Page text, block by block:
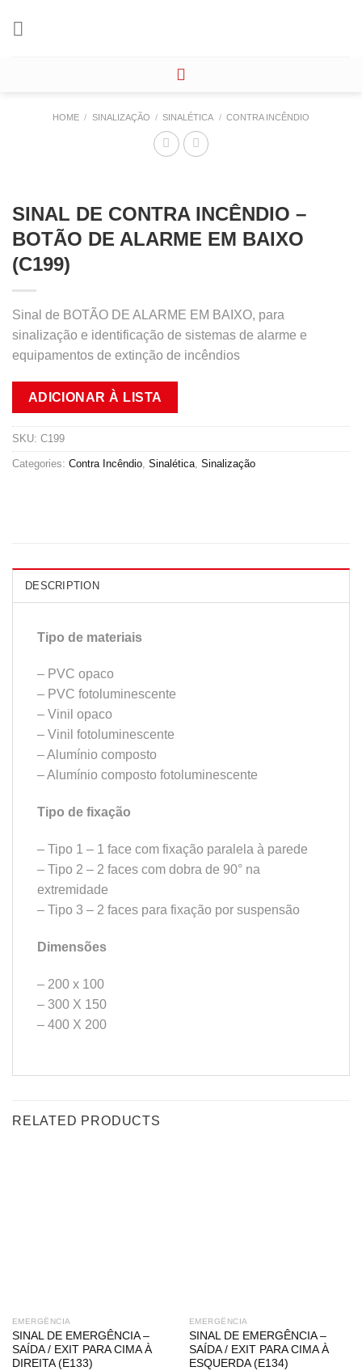
HOME / SINALIZAÇÃO / SINALÉTICA / CONTRA INCÊNDIO
SINAL DE CONTRA INCÊNDIO –
BOTÃO DE ALARME EM BAIXO
(C199)
Sinal de BOTÃO DE ALARME EM BAIXO, para
sinalização e identificação de sistemas de alarme e
equipamentos de extinção de incêndios
ADICIONAR À LISTA
SKU: C199
Categories: Contra Incêndio Sinalética Sinalização
DESCRIPTION
Tipo de materiais
– PVC opaco
– PVC fotoluminescente
– Vinil opaco
– Vinil fotoluminescente
– Alumínio composto
– Alumínio composto fotoluminescente
Tipo de fixação
– Tipo 1 – 1 face com fixação paralela à parede
– Tipo 2 – 2 faces com dobra de 90° na
extremidade
– Tipo 3 – 2 faces para fixação por suspensão
Dimensões
– 200 x 100
– 300 X 150
– 400 X 200
RELATED PRODUCTS
EMERGÊNCIA
SINAL DE EMERGÊNCIA –
SAÍDA / EXIT PARA CIMA À
DIREITA (E133)
EMERGÊNCIA
SINAL DE EMERGÊNCIA –
SAÍDA / EXIT PARA CIMA À
ESQUERDA (E134)